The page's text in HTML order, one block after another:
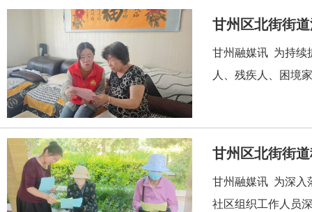
甘州区北街街
甘州融媒讯 为持续
人、残疾人、困境
甘州区北街街
甘州融媒讯 为深入
社区组织工作人员